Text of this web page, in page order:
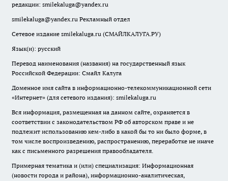
редакции: smilekaluga@yandex.ru
smilekaluga@yandex.ru Рекламный отдел
Сетевое издание smilekaluga.ru (СМАЙЛКАЛУГА.РУ)
Язык(и): русский
Перевод наименования (названия) на государственный язык
Российской Федерации: Смайл Калуга
Доменное имя сайта в информационно-телекоммуникационной сети
«Интернет» (для сетевого издания): smilekaluga.ru
Вся информация, размещенная на данном сайте, охраняется в
соответствии с законодательством РФ об авторском праве и не
подлежит использованию кем-либо в какой бы то ни было форме, в
том числе воспроизведению, распространению, переработке не иначе
как с письменного разрешения правообладателя.
Примерная тематика и (или) специализация: Информационная
(новости города и района), информационно-аналитическая,